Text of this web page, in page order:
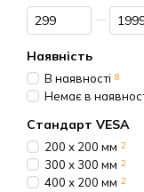
Від Ціна, грн
До Ціна, грн
Наявність
В наявності 8
Немає в
Стандарт VESA
200 х 200 мм 2
300 х 300 мм 2
400 х 200 мм 2